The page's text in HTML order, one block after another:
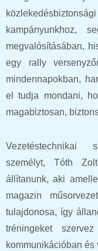
kampányunkhoz,
megvalósításában,
egy rally
mindennapokban,
el tudja mondani,
magabiztosan,
Vezetéstechnikai
személyt, Tóth
állítanunk, aki
magazin
tulajdonosa, így
tréningeket
kommunikációban